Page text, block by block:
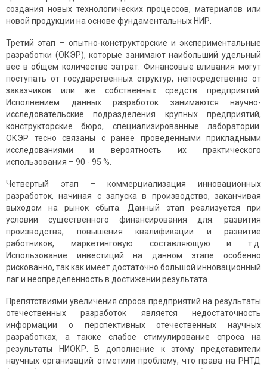
создания новых технологических процессов, материалов или
новой продукции на основе фундаментальных НИР.
Третий этап – опытно-конструкторские и экспериментальные
разработки (ОКЭР), которые занимают наибольший удельный
вес в общем количестве затрат. Финансовые вливания могут
поступать от государственных структур, непосредственно от
заказчиков или же собственных средств предприятий.
Исполнением данных разработок занимаются научно-
исследовательские подразделения крупных предприятий,
конструкторские бюро, специализированные лаборатории.
ОКЭР тесно связаны с ранее проведенными прикладными
исследованиями и вероятность их практического
использования – 90 - 95 %.
Четвертый этап – коммерциализация инновационных
разработок, начиная с запуска в производство, заканчивая
выходом на рынок сбыта. Данный этап реализуется при
условии существенного финансирования для: развития
производства, повышения квалификации и развитие
работников, маркетинговую составляющую и т.д.
Использование инвестиций на данном этапе особенно
рискованно, так как имеет достаточно большой инновационный
лаг и неопределенность в достижении результата.
Препятствиями увеличения спроса предприятий на результаты
отечественных разработок является недостаточность
информации о перспективных отечественных научных
разработках, а также слабое стимулирование спроса на
результаты НИОКР. В дополнение к этому представители
научных организаций отметили проблему, что права на РНТД